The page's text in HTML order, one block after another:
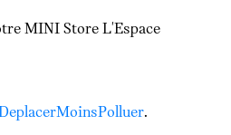
MINI Store L'Espace
.